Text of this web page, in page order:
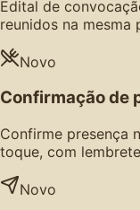
Edital de
reunidos na mesma
Novo
Confirmação de
Confirme presença
toque, com
Novo